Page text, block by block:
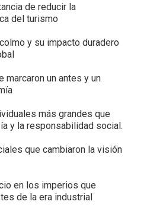
de reducir la
del turismo
y su impacto duradero
un antes y un
más grandes que
y la responsabilidad social.
que cambiaron la visión
en los imperios que
de la era industrial